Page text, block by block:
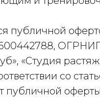
публичной
«Студия
со
публичной